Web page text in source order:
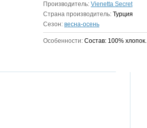
Производитель: Vienetta Secret
Страна производитель: Турция
Сезон: весна-осень
Особенности: Состав: 100% хлопок.